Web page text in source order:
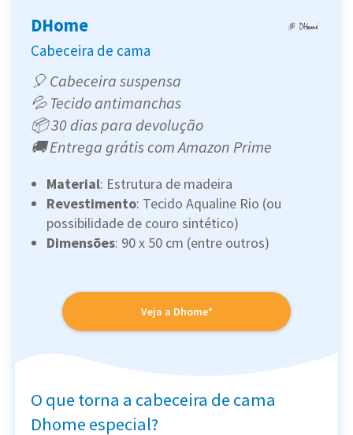
DHome
Cabeceira de cama
🎈 Cabeceira suspensa
💦 Tecido antimanchas
📦 30 dias para devolução
🚚 Entrega grátis com Amazon Prime
Material: Estrutura de madeira
Revestimento: Tecido Aqualine Rio (ou
possibilidade de couro sintético)
Dimensões: 90 x 50 cm (entre outros)
Veja a Dhome*
O que torna a cabeceira de cama
Dhome especial?